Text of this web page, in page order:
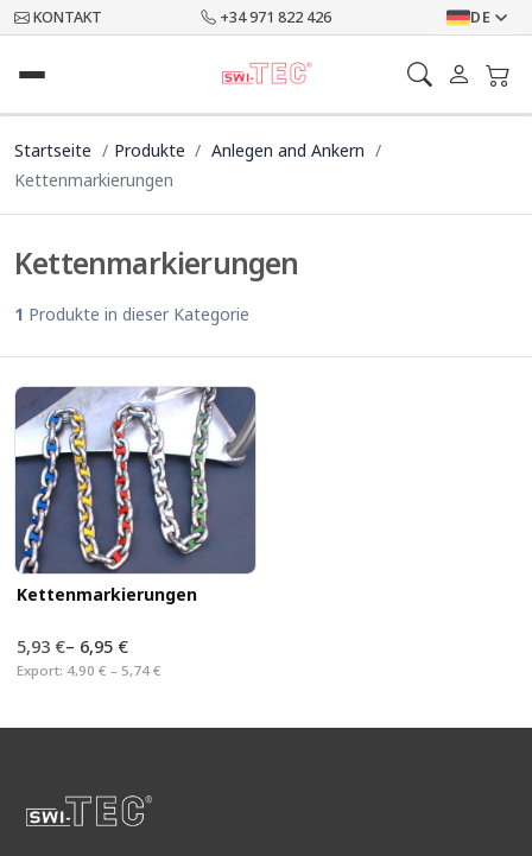
KONTAKT +34 971 822 426 DE
Startseite Produkte
Anlegen and Ankern
Kettenmarkierungen
Kettenmarkierungen
1 Produkte in dieser Kategorie
Kettenmarkierungen
5,93 €– 6,95 €
Export: 4,90 € – 5,74 €